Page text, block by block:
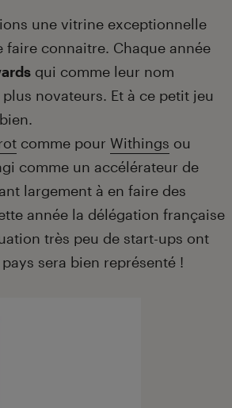
une vitrine exceptionnelle
connaitre. Chaque année
qui comme leur nom
novateurs. Et à ce petit jeu
comme pour Withings ou
comme un accélérateur de
largement à en faire des
année la délégation française
très peu de start-ups ont
sera bien représenté !